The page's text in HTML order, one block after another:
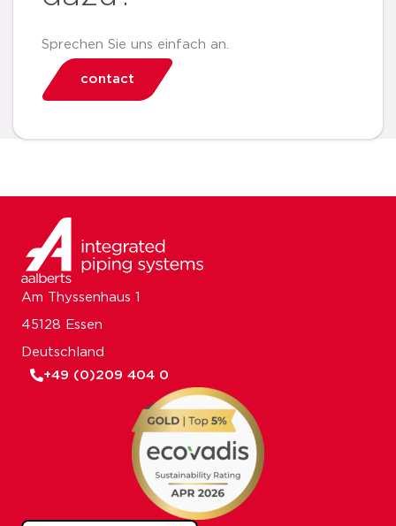
Sprechen Sie uns einfach an.
contact
Am Thyssenhaus 1
45128 Essen
Deutschland
+49 (0)209 404 0